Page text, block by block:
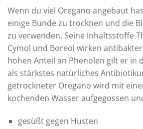
Wenn du viel Oregano angebaut
einige Bunde zu trocknen und die
zu verwenden. Seine Inhaltsstoffe
Cymol und Boreol wirken
hohen Anteil an Phenolen gilt er in
als stärkstes natürliches
getrockneter Oregano wird mit
kochenden Wasser aufgegossen
gesüßt gegen Husten